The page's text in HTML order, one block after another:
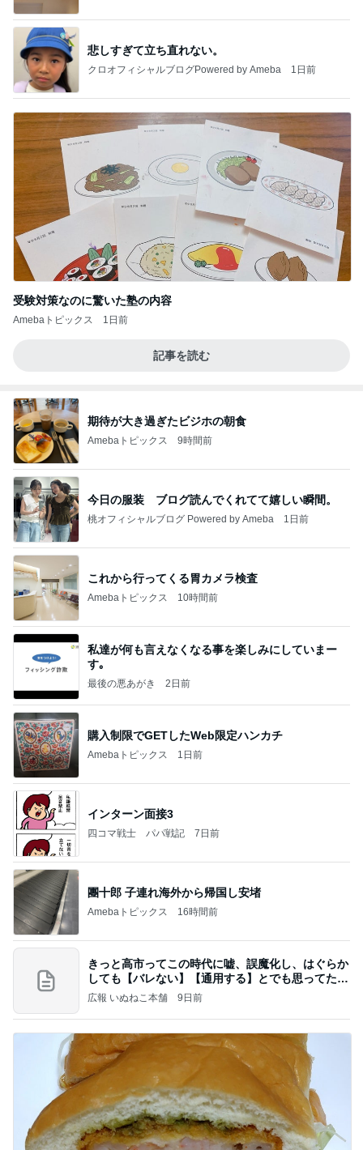
悲しすぎて立ち直れない。
クロオフィシャルブログPowered by Ameba 1日前
受験対策なのに驚いた塾の内容
Amebaトピックス 1日前
記事を読む
期待が大き過ぎたビジホの朝食
Amebaトピックス 9時間前
今日の服装 ブログ読んでくれてて嬉しい瞬間。
桃オフィシャルブログ Powered by Ameba 1日前
これから行ってくる胃カメラ検査
Amebaトピックス 10時間前
私達が何も言えなくなる事を楽しみにしていまー
す｡
最後の悪あがき 2日前
購入制限でGETしたWeb限定ハンカチ
Amebaトピックス 1日前
インターン面接3
四コマ戦士 パパ戦記 7日前
團十郎 子連れ海外から帰国し安堵
Amebaトピックス 16時間前
きっと高市ってこの時代に嘘、誤魔化し、はぐらか
しても【バレない】【通用する】とでも思ってたん
だろ
広報 いぬねこ本舗 9日前